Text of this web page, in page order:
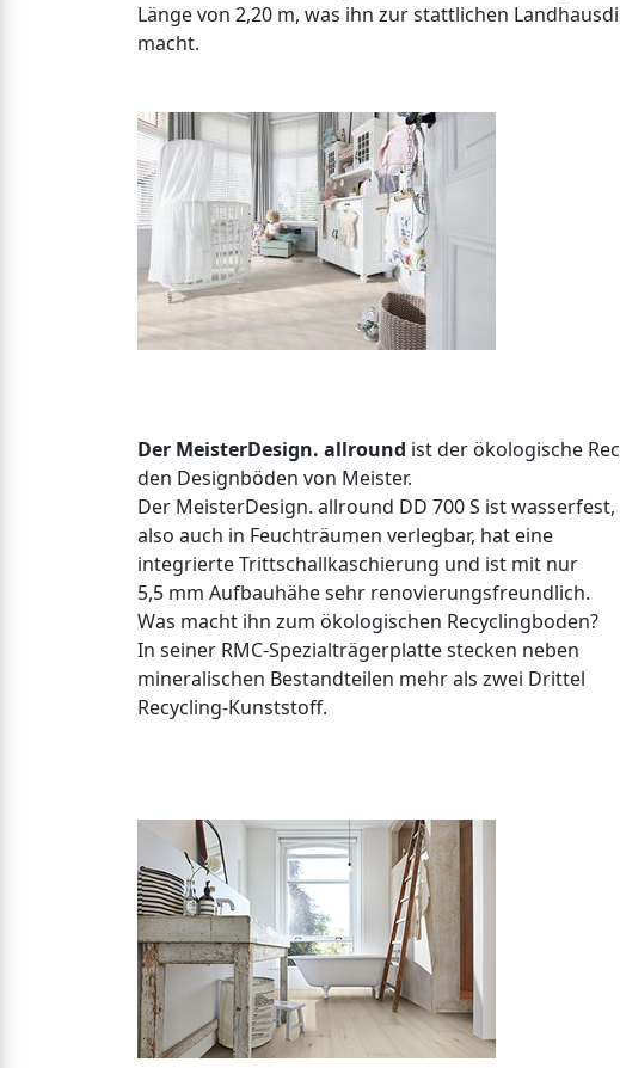
Länge von 2,20 m, was ihn zur stattlichen
macht.
Der MeisterDesign. allround ist der ökologische
den Designböden von Meister.
Der MeisterDesign. allround DD 700 S ist wasserfest,
also auch in Feuchträumen verlegbar, hat eine
integrierte Trittschallkaschierung und ist mit nur
5,5 mm Aufbauhähe sehr renovierungsfreundlich.
Was macht ihn zum ökologischen Recyclingboden?
In seiner RMC-Spezialträgerplatte stecken neben
mineralischen Bestandteilen mehr als zwei Drittel
Recycling-Kunststoff.